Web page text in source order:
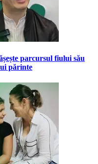
parcursul fiului său
părinte